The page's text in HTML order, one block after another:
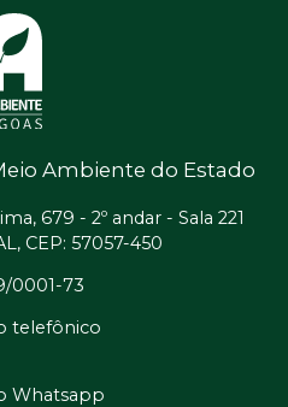
Ambiente do Estado
679 - 2º andar - Sala 221
CEP: 57057-450
0001-73
telefônico
Whatsapp